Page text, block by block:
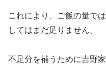
これにより、ご飯の量で
してはまだ足りません。
不足分を補うために吉野